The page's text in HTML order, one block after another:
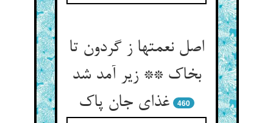
اصل نعمتها ز گردون تا
بخاک ** زیر آمد شد
غذای جان پاک
460